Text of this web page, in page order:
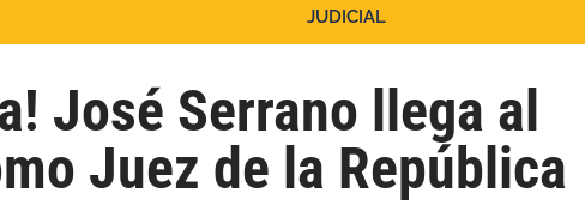
JUDICIAL
José Serrano llega al
Juez de la República